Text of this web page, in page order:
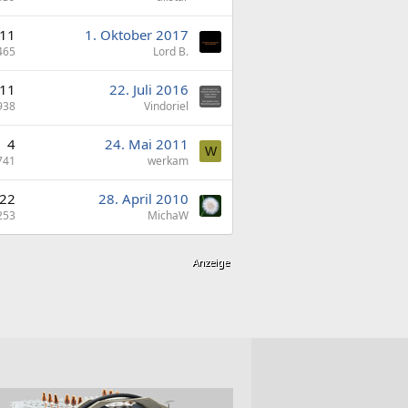
11 1. Oktober 2017
Lord B.
11 22. Juli 2016
Vindoriel
4 24. Mai 2011
werkam
W
22 28. April 2010
MichaW